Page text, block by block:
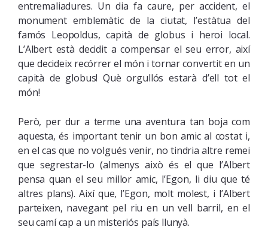
entremaliadures. Un dia fa caure, per accident, el
monument emblemàtic de la ciutat, l’estàtua del
famós Leopoldus, capità de globus i heroi local.
L’Albert està decidit a compensar el seu error, així
que decideix recórrer el món i tornar convertit en un
capità de globus! Què orgullós estarà d’ell tot el
món!
Però, per dur a terme una aventura tan boja com
aquesta, és important tenir un bon amic al costat i,
en el cas que no volgués venir, no tindria altre remei
que segrestar-lo (almenys això és el que l’Albert
pensa quan el seu millor amic, l’Egon, li diu que té
altres plans). Així que, l’Egon, molt molest, i l’Albert
parteixen, navegant pel riu en un vell barril, en el
seu camí cap a un misteriós país llunyà.